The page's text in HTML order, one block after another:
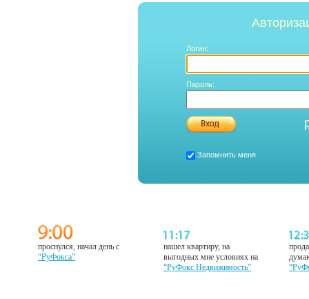
Логин:
Пароль:
Запомнить меня
проснулся, начал день с
“РуФокса”
нашел квартиру, на
выгодных мне условиях на
“РуФокс Недвижимость”